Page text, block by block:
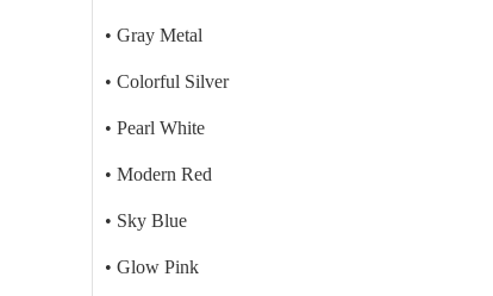
• Gray Metal
• Colorful Silver
• Pearl White
• Modern Red
• Sky Blue
• Glow Pink